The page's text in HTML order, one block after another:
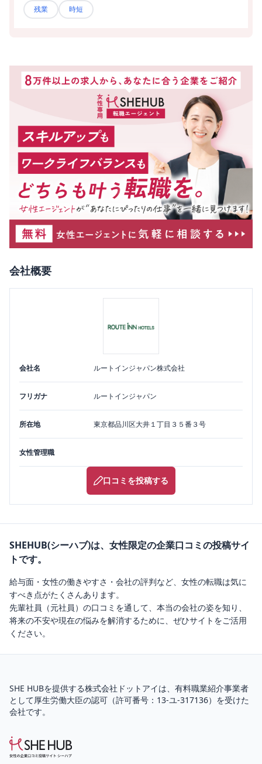
残業 時短
会社概要
会社名 ルートインジャパン株式会社
フリガナ ルートインジャパン
所在地 東京都品川区大井１丁目３５番３号
女性管理職
口コミを投稿する
SHEHUB(シーハブ)は、女性限定の企業口コミの投稿サイ
トです。
給与面・女性の働きやすさ・会社の評判など、女性の転職は気に
すべき点がたくさんあります。
先輩社員（元社員）の口コミを通して、本当の会社の姿を知り、
将来の不安や現在の悩みを解消するために、ぜひサイトをご活用
ください。
SHE HUBを提供する株式会社ドットアイは、 有料職業紹介事業者
として厚生労働大臣の認可（許可番号：13-ユ-317136）を受けた
会社です。